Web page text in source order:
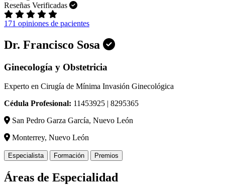
Reseñas Verificadas
171 opiniones de pacientes
Dr. Francisco Sosa
Ginecología y Obstetricia
Experto en Cirugía de Mínima Invasión Ginecológica
Cédula Profesional: 11453925 | 8295365
San Pedro Garza García, Nuevo León
Monterrey, Nuevo León
Especialista Formación Premios
Áreas de Especialidad